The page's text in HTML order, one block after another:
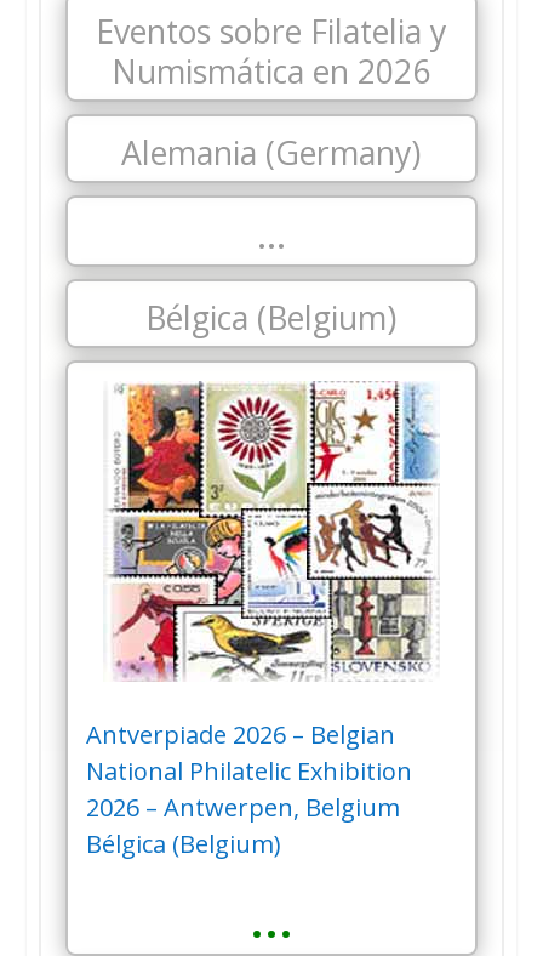
Eventos sobre Filatelia y
Numismática en 2026
Alemania (Germany)
…
Bélgica (Belgium)
Antverpiade 2026 – Belgian
National Philatelic Exhibition
2026 – Antwerpen, Belgium
Bélgica (Belgium)
…